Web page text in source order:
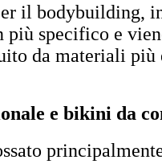
il bodybuilding,
più specifico e
da materiali
e bikini da